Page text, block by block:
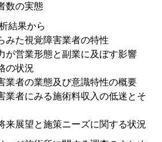
数の実態
結果から
みた視覚障害業者の特性
が営業形態と副業に及ぼす影響
の状況
業者の業態及び意識特性の概要
業者にみる施術料収入の低迷とそ
来展望と施策ニーズに関する状況